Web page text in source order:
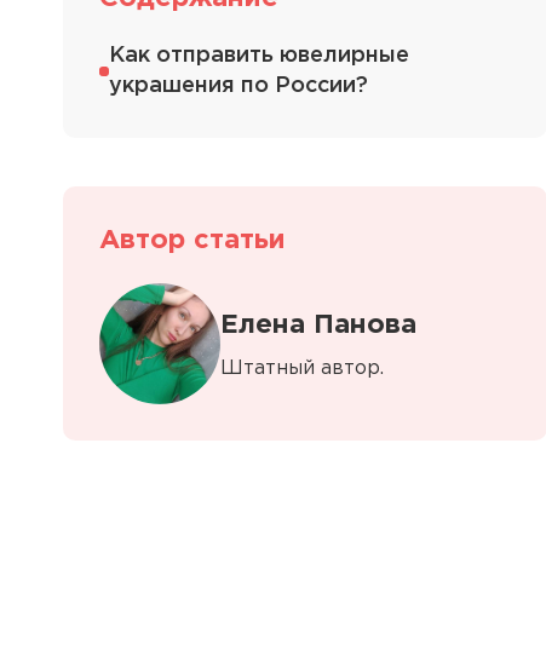
Как отправить ювелирные
украшения по России?
Автор статьи
Елена Панова
Штатный автор.